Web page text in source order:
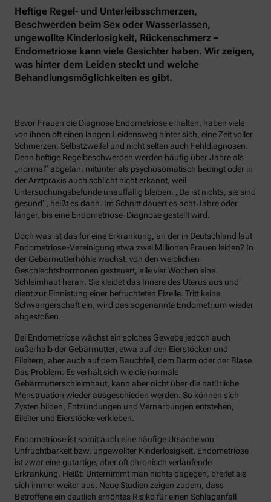
Heftige Regel- und Unterleibsschmerzen,
Beschwerden beim Sex oder Wasserlassen,
ungewollte Kinderlosigkeit, Rückenschmerz –
Endometriose kann viele Gesichter haben. Wir zeigen,
was hinter dem Leiden steckt und welche
Behandlungsmöglichkeiten es gibt.
Bevor Frauen die Diagnose Endometriose erhalten, haben viele
von ihnen oft einen langen Leidensweg hinter sich, eine Zeit voller
Schmerzen, Selbstzweifel und nicht selten auch Fehldiagnosen.
Denn heftige Regelbeschwerden werden häufig über Jahre als
„normal“ abgetan, mitunter als psychosomatisch bedingt oder in
der Arztpraxis auch schlicht nicht erkannt, weil
Untersuchungsbefunde unauffällig bleiben. „Da ist nichts, sie sind
gesund“, heißt es dann. Im Schnitt dauert es acht Jahre oder
länger, bis eine Endometriose-Diagnose gestellt wird.
Doch was ist das für eine Erkrankung, an der in Deutschland laut
Endometriose-Vereinigung etwa zwei Millionen Frauen leiden? In
der Gebärmutterhöhle wächst, von den weiblichen
Geschlechtshormonen gesteuert, alle vier Wochen eine
Schleimhaut heran. Sie kleidet das Innere des Uterus aus und
dient zur Einnistung einer befruchteten Eizelle. Tritt keine
Schwangerschaft ein, wird das sogenannte Endometrium wieder
abgestoßen.
Bei Endometriose wächst ein solches Gewebe jedoch auch
außerhalb der Gebärmutter, etwa auf den Eierstöcken und
Eileitern, aber auch auf dem Bauchfell, dem Darm oder der Blase.
Das Problem: Es verhält sich wie die normale
Gebärmutterschleimhaut, kann aber nicht über die natürliche
Menstruation wieder ausgeschieden werden. So können sich
Zysten bilden, Entzündungen und Vernarbungen entstehen,
Eileiter und Eierstöcke verkleben.
Endometriose ist somit auch eine häufige Ursache von
Unfruchtbarkeit bzw. ungewollter Kinderlosigkeit. Endometriose
ist zwar eine gutartige, aber oft chronisch verlaufende
Erkrankung. Heißt: Unternimmt man nichts dagegen, breitet sie
sich immer weiter aus. Neue Studien zeigen zudem, dass
Betroffene ein deutlich erhöhtes Risiko für einen Schlaganfall